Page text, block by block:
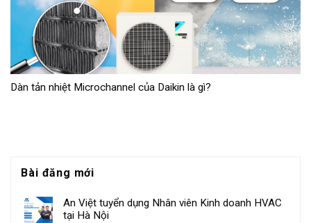
Dàn tản nhiệt Microchannel của Daikin là gì?
Bài đăng mới
An Việt tuyển dụng Nhân viên Kinh doanh HVAC
tại Hà Nội